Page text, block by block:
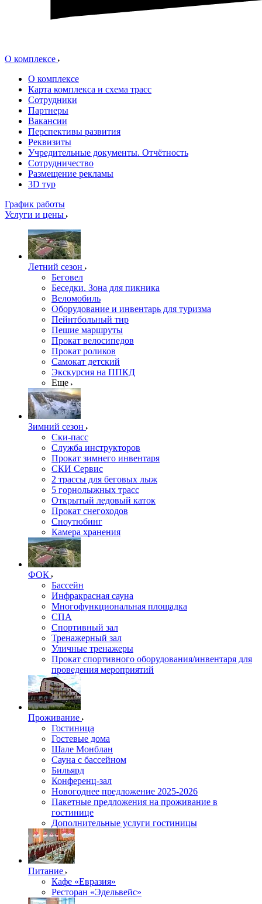
О комплексе
О комплексе
Карта комплекса и схема трасс
Сотрудники
Партнеры
Вакансии
Перспективы развития
Реквизиты
Учредительные документы. Отчётность
Сотрудничество
Размещение рекламы
3D тур
График работы
Услуги и цены
Летний сезон
Беговел
Беседки. Зона для пикника
Веломобиль
Оборудование и инвентарь для туризма
Пейнтбольный тир
Пешие маршруты
Прокат велосипедов
Прокат роликов
Самокат детский
Экскурсия на ППКД
Еще
Зимний сезон
Ски-пасс
Служба инструкторов
Прокат зимнего инвентаря
СКИ Сервис
2 трассы для беговых лыж
5 горнолыжных трасс
Открытый ледовый каток
Прокат снегоходов
Сноутюбинг
Камера хранения
ФОК
Бассейн
Инфракрасная сауна
Многофункциональная площадка
СПА
Спортивный зал
Тренажерный зал
Уличные тренажеры
Прокат спортивного оборудования/инвентаря для
проведения мероприятий
Проживание
Гостиница
Гостевые дома
Шале Монблан
Сауна с бассейном
Бильярд
Конференц-зал
Новогоднее предложение 2025-2026
Пакетные предложения на проживание в
гостинице
Дополнительные услуги гостиницы
Питание
Кафе «Евразия»
Ресторан «Эдельвейс»